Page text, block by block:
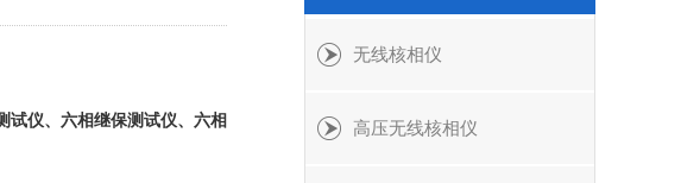
试仪、六相继保测试仪、六相
无线核相仪
高压无线核相仪